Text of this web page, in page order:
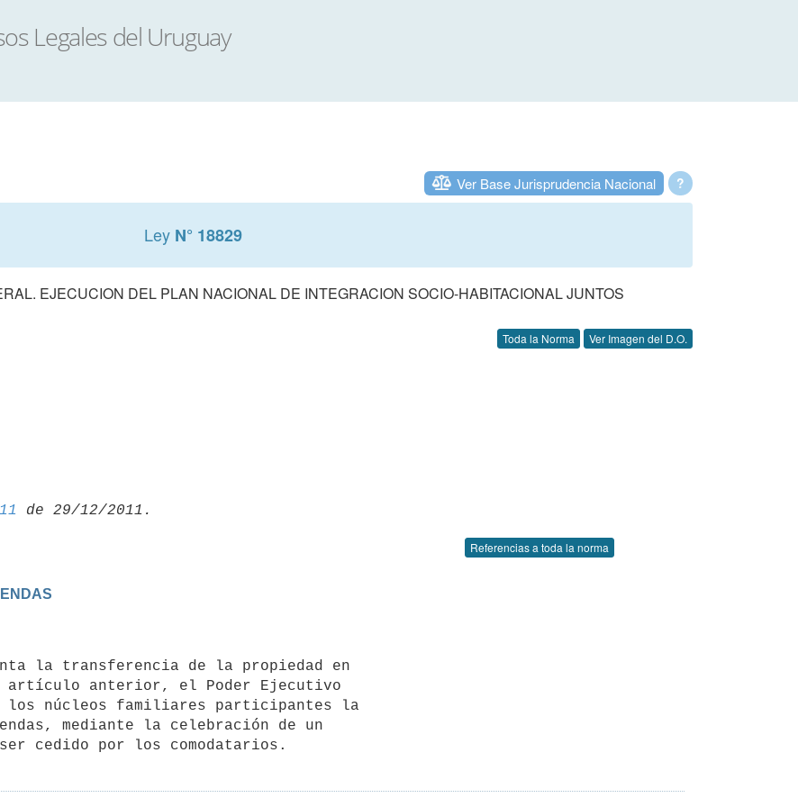
?
Ver Base Jurisprudencia Nacional
Ley N° 18829
EJECUCION DEL PLAN NACIONAL DE INTEGRACION SOCIO-HABITACIONAL JUNTOS
Toda la Norma Ver Imagen del D.O.
Referencias a toda la norma
artículo anterior, el Poder Ejecutivo
los núcleos familiares participantes la
mediante la celebración de un